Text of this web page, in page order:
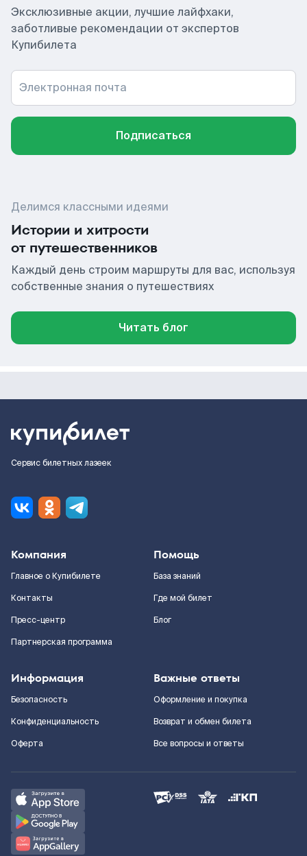
Эксклюзивные акции, лучшие лайфхаки,
заботливые рекомендации от экспертов
Купибилета
Электронная почта
Подписаться
Делимся классными идеями
Истории и хитрости
от путешественников
Каждый день строим маршруты для вас, используя
собственные знания о путешествиях
Читать блог
Сервис билетных лазеек
Компания
Главное о Купибилете
Контакты
Пресс-центр
Партнерская программа
Помощь
База знаний
Где мой билет
Блог
Информация
Безопасность
Конфиденциальность
Оферта
Важные ответы
Оформление и покупка
Возврат и обмен билета
Все вопросы и ответы